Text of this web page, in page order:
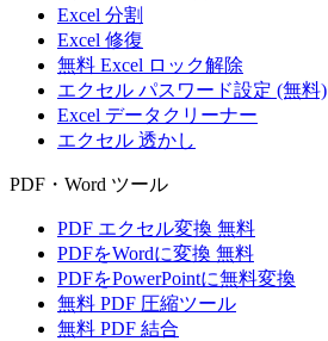
Excel 分割
Excel 修復
無料 Excel ロック解除
エクセル パスワード設定 (無料)
Excel データクリーナー
エクセル 透かし
PDF・Word ツール
PDF エクセル変換 無料
PDFをWordに変換 無料
PDFをPowerPointに無料変換
無料 PDF 圧縮ツール
無料 PDF 結合